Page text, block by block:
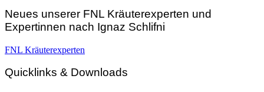
Neues unserer FNL Kräuterexperten und
Expertinnen nach Ignaz Schlifni
FNL Kräuterexperten
Quicklinks & Downloads